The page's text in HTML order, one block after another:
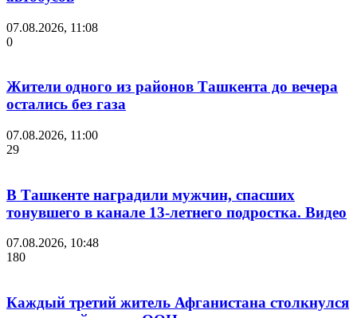
07.08.2026, 11:08
0
Жители одного из районов Ташкента до вечера
остались без газа
07.08.2026, 11:00
29
В Ташкенте наградили мужчин, спасших
тонувшего в канале 13-летнего подростка. Видео
07.08.2026, 10:48
180
Каждый третий житель Афганистана столкнулся